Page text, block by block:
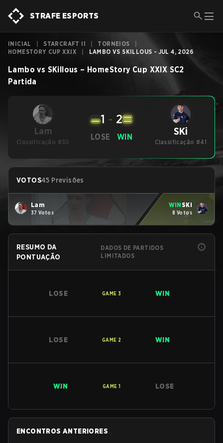
STRAFE ESPORTS
INICIAL STARCRAFT II TORNEIOS
HOMESTORY CUP XXIX
LAMBO VS SKILLOUS - JUL 4, 2026
Lambo vs SKillous – HomeStory Cup XXIX SC2
Partida
Lam
Classificação #30
LOSE
1 - 2
WIN SKi
Classificação #41
VOTOS45 Previsões
Lam
37 Votos
WINSKi
8 Votos
RESUMO DA
PONTUAÇÃO
DADOS DE PARTIDOS
LIMITADOS
LOSE GAME 3 WIN
LOSE GAME 2 WIN
WIN GAME 1 LOSE
ENCONTROS ANTERIORES